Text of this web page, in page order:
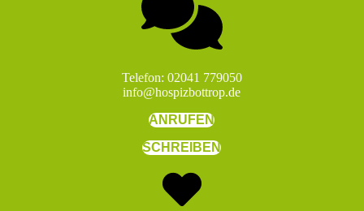
Telefon: 02041 779050
info@hospizbottrop.de
ANRUFEN
SCHREIBEN